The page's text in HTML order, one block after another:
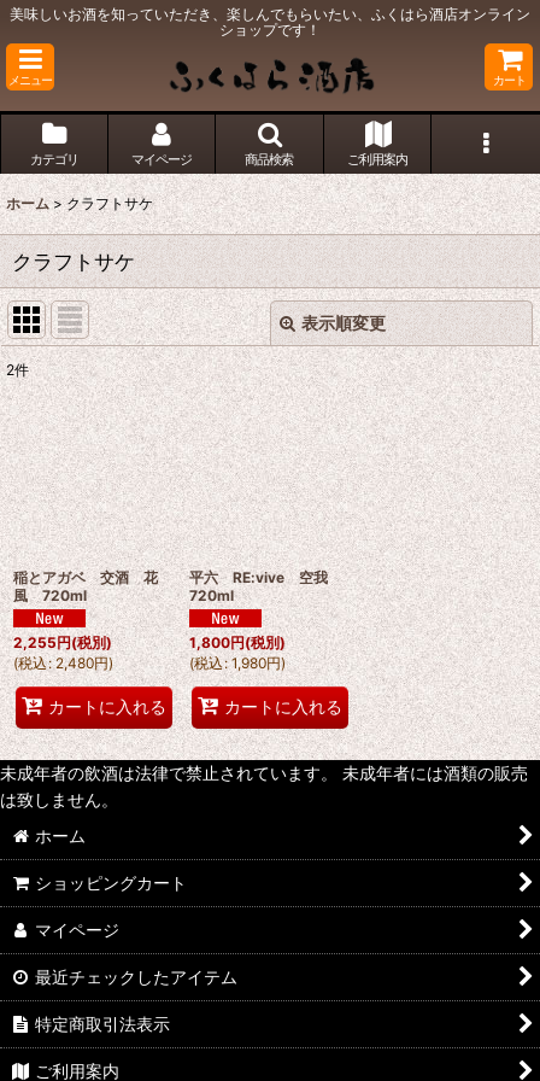
美味しいお酒を知っていただき、楽しんでもらいたい、ふくはら酒店オンライン
ショップです！
メニュー カート
カテゴリ マイページ 商品検索 ご利用案内
ホーム > クラフトサケ
クラフトサケ
表示順変更
表示数:
並び順:
絞り込む
閉じる
2件
稲とアガベ 交酒 花
風 720ml
2,255円(税別)
(税込: 2,480円)
カートに入れる
平六 RE:vive 空我
720ml
1,800円(税別)
(税込: 1,980円)
カートに入れる
未成年者の飲酒は法律で禁止されています。 未成年者には酒類の販売
は致しません。
ホーム
ショッピングカート
マイページ
最近チェックしたアイテム
特定商取引法表示
ご利用案内